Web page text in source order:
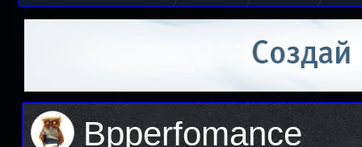
Bpperfomance